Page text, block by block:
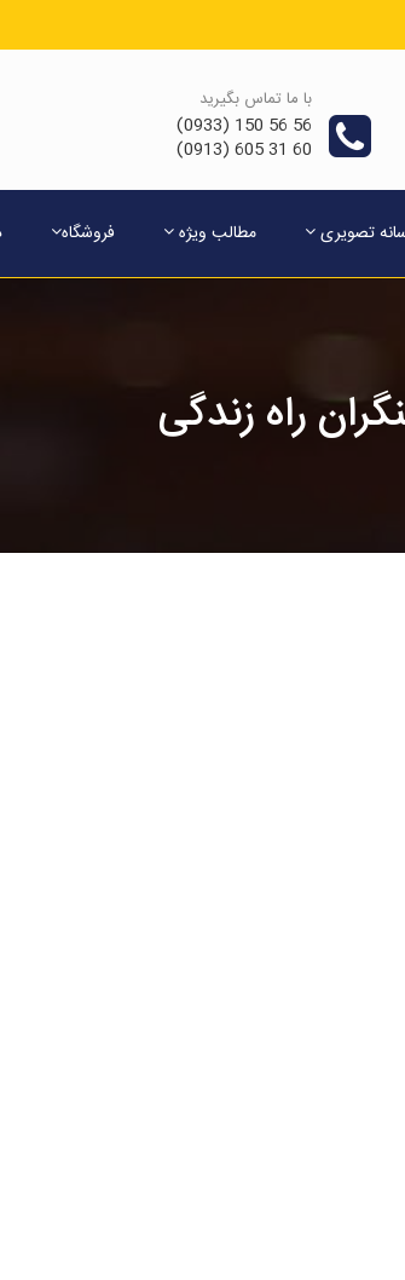
با ما تماس بگیرید
56 56 150 (0933)
60 31 605 (0913)
تصویری مطالب ویژه فروشگاه
راه زندگی